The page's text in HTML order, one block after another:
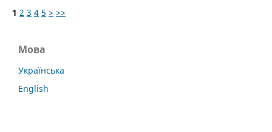
1 2 3 4 5 > >>
Мова
Українська
English